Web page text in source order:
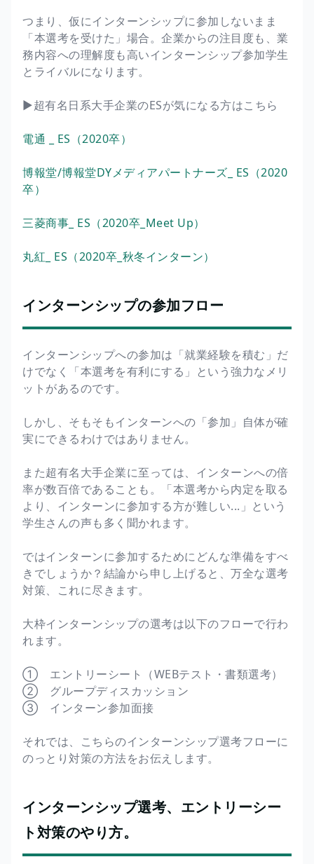
つまり、仮にインターンシップに参加しないまま
「本選考を受けた」場合。企業からの注目度も、業
務内容への理解度も高いインターンシップ参加学生
とライバルになります。
▶︎超有名日系大手企業のESが気になる方はこちら
電通 _ ES（2020卒）
博報堂/博報堂DYメディアパートナーズ_ ES（2020
卒）
三菱商事_ ES（2020卒_Meet Up）
丸紅_ ES（2020卒_秋冬インターン）
インターンシップの参加フロー
インターンシップへの参加は「就業経験を積む」だ
けでなく「本選考を有利にする」という強力なメリ
ットがあるのです。
しかし、そもそもインターンへの「参加」自体が確
実にできるわけではありません。
また超有名大手企業に至っては、インターンへの倍
率が数百倍であることも。「本選考から内定を取る
より、インターンに参加する方が難しい...」という
学生さんの声も多く聞かれます。
ではインターンに参加するためにどんな準備をすべ
きでしょうか？結論から申し上げると、万全な選考
対策、これに尽きます。
大枠インターンシップの選考は以下のフローで行わ
れます。
① エントリーシート（WEBテスト・書類選考）
② グループディスカッション
③ インターン参加面接
それでは、こちらのインターンシップ選考フローに
のっとり対策の方法をお伝えします。
インターンシップ選考、エントリーシー
ト対策のやり方。